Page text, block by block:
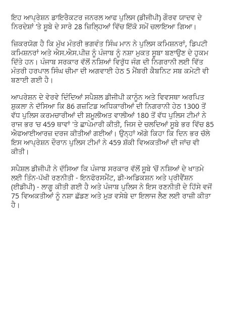
ਇਹ ਆਪ੍ਰੇਸ਼ਨ ਡਾਇਰੈਕਟਰ ਜਨਰਲ ਆਫ ਪੁਲਿਸ (ਡੀਜੀਪੀ) ਗੌਰਵ ਯਾਦਵ ਦੇ
ਨਿਰਦੇਸ਼ਾਂ ‘ਤੇ ਸੂਬੇ ਦੇ ਸਾਰੇ 28 ਜ਼ਿਲ੍ਹਿਆਂ ਵਿੱਚ ਇੱਕੋ ਸਮੇਂ ਚਲਾਇਆ ਗਿਆ।
ਜ਼ਿਕਰਯੋਗ ਹੈ ਕਿ ਮੁੱਖ ਮੰਤਰੀ ਭਗਵੰਤ ਸਿੰਘ ਮਾਨ ਨੇ ਪੁਲਿਸ ਕਮਿਸ਼ਨਰਾਂ, ਡਿਪਟੀ
ਕਮਿਸ਼ਨਰਾਂ ਅਤੇ ਐਸ.ਐਸ.ਪੀਜ਼ ਨੂੰ ਪੰਜਾਬ ਨੂੰ ਨਸ਼ਾ ਮੁਕਤ ਸੂਬਾ ਬਣਾਉਣ ਦੇ ਹੁਕਮ
ਦਿੱਤੇ ਹਨ। ਪੰਜਾਬ ਸਰਕਾਰ ਵੱਲੋਂ ਨਸ਼ਿਆਂ ਵਿਰੁੱਧ ਜੰਗ ਦੀ ਨਿਗਰਾਨੀ ਲਈ ਵਿੱਤ
ਮੰਤਰੀ ਹਰਪਾਲ ਸਿੰਘ ਚੀਮਾ ਦੀ ਅਗਵਾਈ ਹੇਠ 5 ਮੈਂਬਰੀ ਕੈਬਨਿਟ ਸਬ ਕਮੇਟੀ ਵੀ
ਬਣਾਈ ਗਈ ਹੈ।
ਆਪਰੇਸ਼ਨ ਦੇ ਵੇਰਵੇ ਦਿੰਦਿਆਂ ਸਪੈਸ਼ਲ ਡੀਜੀਪੀ ਕਾਨੂੰਨ ਅਤੇ ਵਿਵਸਥਾ ਅਰਪਿਤ
ਸ਼ੁਕਲਾ ਨੇ ਦੱਸਿਆ ਕਿ 86 ਗਜ਼ਟਿਡ ਅਧਿਕਾਰੀਆਂ ਦੀ ਨਿਗਰਾਨੀ ਹੇਠ 1300 ਤੋਂ
ਵੱਧ ਪੁਲਿਸ ਕਰਮਚਾਰੀਆਂ ਦੀ ਸ਼ਮੂਲੀਅਤ ਵਾਲੀਆਂ 180 ਤੋਂ ਵੱਧ ਪੁਲਿਸ ਟੀਮਾਂ ਨੇ
ਰਾਜ ਭਰ ‘ਚ 459 ਥਾਵਾਂ 'ਤੇ ਛਾਪੇਮਾਰੀ ਕੀਤੀ, ਜਿਸ ਦੇ ਚਲਦਿਆਂ ਸੂਬੇ ਭਰ ਵਿੱਚ 85
ਐਫਆਈਆਰਜ਼ ਦਰਜ ਕੀਤੀਆਂ ਗਈਆਂ। ਉਨ੍ਹਾਂ ਅੱਗੇ ਕਿਹਾ ਕਿ ਦਿਨ ਭਰ ਚੱਲੇ
ਇਸ ਆਪ੍ਰੇਸ਼ਨ ਦੌਰਾਨ ਪੁਲਿਸ ਟੀਮਾਂ ਨੇ 459 ਸ਼ੱਕੀ ਵਿਅਕਤੀਆਂ ਦੀ ਜਾਂਚ ਵੀ
ਕੀਤੀ।
ਸਪੈਸ਼ਲ ਡੀਜੀਪੀ ਨੇ ਦੱਸਿਆ ਕਿ ਪੰਜਾਬ ਸਰਕਾਰ ਵੱਲੋਂ ਸੂਬੇ ‘ਚੋਂ ਨਸ਼ਿਆਂ ਦੇ ਖਾਤਮੇ
ਲਈ ਤਿੰਨ-ਪੱਖੀ ਰਣਨੀਤੀ - ਇਨਫੋਰਸਮੈਂਟ, ਡੀ-ਅਡਿਕਸ਼ਨ ਅਤੇ ਪ੍ਰੀਵੈਂਸ਼ਨ
(ਈਡੀਪੀ) - ਲਾਗੂ ਕੀਤੀ ਗਈ ਹੈ ਅਤੇ ਪੰਜਾਬ ਪੁਲਿਸ ਨੇ ਇਸ ਰਣਨੀਤੀ ਦੇ ਹਿੱਸੇ ਵਜੋਂ
75 ਵਿਅਕਤੀਆਂ ਨੂੰ ਨਸ਼ਾ ਛੱਡਣ ਅਤੇ ਮੁੜ ਵਸੇਬੇ ਦਾ ਇਲਾਜ ਲੈਣ ਲਈ ਰਾਜ਼ੀ ਕੀਤਾ
ਹੈ।